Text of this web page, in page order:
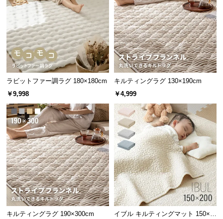
サ
ー
ビ
ス
に
つ
い
て
搬
入
経
路
に
つ
い
て
返
ラビットファー調ラグ 180×180cm
￥9,998
キルティングラグ 130×190cm
￥4,999
キルティングラグ 190×300cm
イブル キルティングマット 150×2